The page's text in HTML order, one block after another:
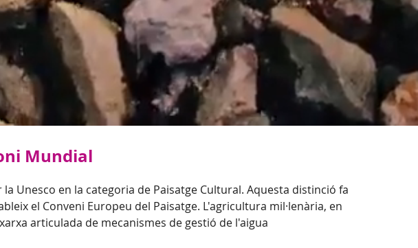
Mundial
Unesco en la categoria de Paisatge Cultural. Aquesta distinció fa
el Conveni Europeu del Paisatge. L'agricultura mil·lenària, en
articulada de mecanismes de gestió de l'aigua